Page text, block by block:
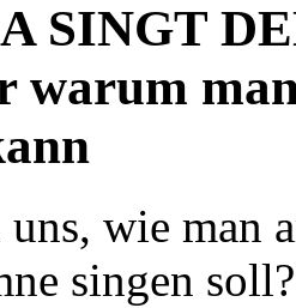
SINGT
warum
wie man
singen